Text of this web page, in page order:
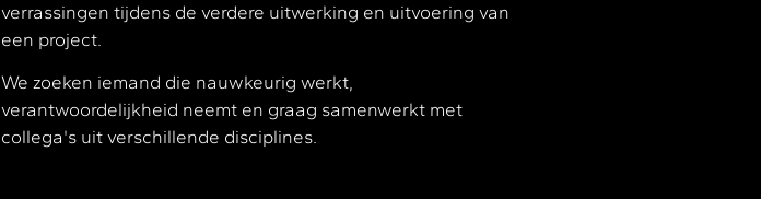
verrassingen tijdens de verdere uitwerking en uitvoering van
een project.
We zoeken iemand die nauwkeurig werkt,
verantwoordelijkheid neemt en graag samenwerkt met
collega's uit verschillende disciplines.